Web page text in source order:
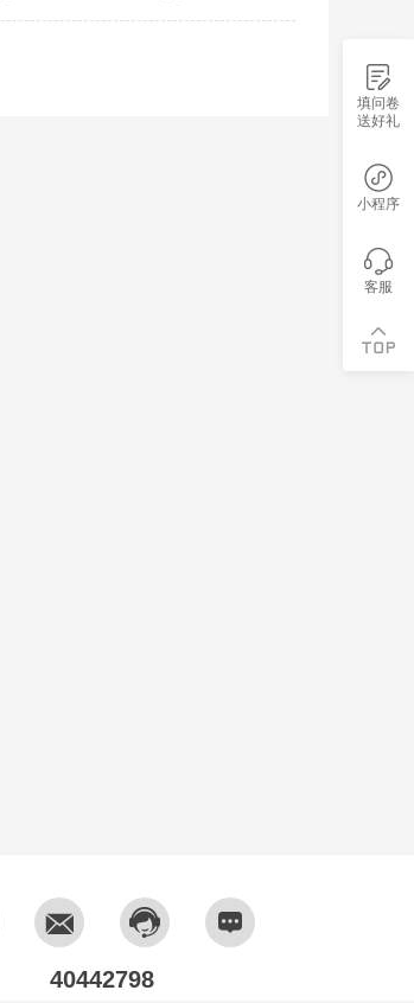
40442798
填问卷
送好礼
小程序
客服